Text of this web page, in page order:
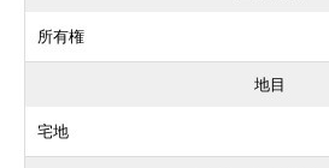
所有権
地目
宅地